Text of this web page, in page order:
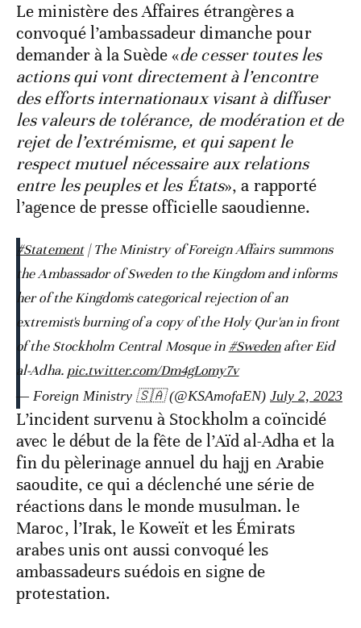
Le ministère des Affaires étrangères a
convoqué l’ambassadeur dimanche pour
demander à la Suède «de cesser toutes les
actions qui vont directement à l’encontre
des efforts internationaux visant à diffuser
les valeurs de tolérance, de modération et de
rejet de l’extrémisme, et qui sapent le
respect mutuel nécessaire aux relations
entre les peuples et les États», a rapporté
l’agence de presse officielle saoudienne.
#Statement| The Ministry of Foreign Affairs summons
the Ambassador of Sweden to the Kingdom and informs
her of the Kingdom's categorical rejection of an
extremist's burning of a copy of the Holy Qur'an in front
of the Stockholm Central Mosque in #Swedenafter Eid
al-Adha. pic.twitter.com/Dm4gLomy7v
— Foreign Ministry 🇸🇦 (@KSAmofaEN) July 2, 2023
L’incident survenu à Stockholm a coïncidé
avec le début de la fête de l’Aïd al-Adha et la
fin du pèlerinage annuel du hajj en Arabie
saoudite, ce qui a déclenché une série de
réactions dans le monde musulman. le
Maroc, l’Irak, le Koweït et les Émirats
arabes unis ont aussi convoqué les
ambassadeurs suédois en signe de
protestation.